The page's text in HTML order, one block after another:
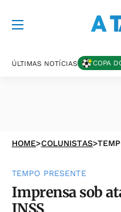
ÚLTIMAS NOTÍCIAS COPA
HOME>COLUNISTAS>
TEMPO PRESENTE
Imprensa sob